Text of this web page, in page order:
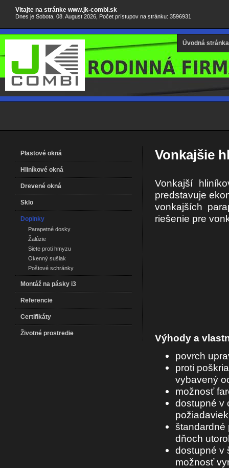
Vitajte na stránke www.jk-combi.sk
Dnes je Sobota, 08. August 2026, Počet prístupov na stránku: 3596931
Úvodná stránka
Plastové okná
Hliníkové okná
Drevené okná
Sklo
Doplnky
Parapetné dosky
Žalúzie
Siete proti hmyzu
Okenný sušiak
Poštové schránky
Montáž na pásky i3
Referencie
Certifikáty
Životné prostredie
Vonkajšie
Vonkajší
predstavuje
vonkajších
riešenie pre
Výhody a
povrch
proti
vybavený
možnosť
dostupné v
štandardné
dňoch
dostupné v
možnosť